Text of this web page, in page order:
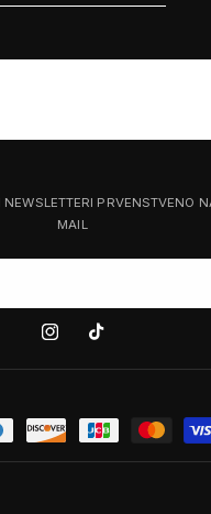
PRVENSTVENO
MAIL
InstagramTiktok